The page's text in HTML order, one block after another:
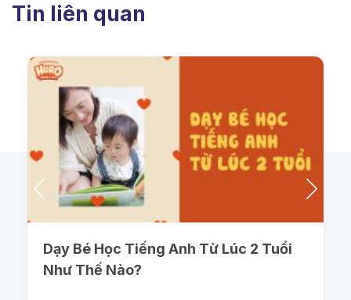
Tin liên quan
Dạy Bé Học Tiếng Anh Từ Lúc 2 Tuổi
Như Thế Nào?